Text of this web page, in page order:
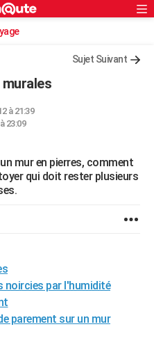
Sujet Suivant
à 21:39
23:09
mur en pierres, comment
qui doit rester plusieurs
noircies par l'humidité
parement sur un mur